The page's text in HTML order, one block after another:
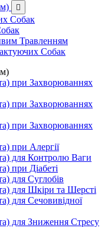

Собак
Травленням
Собак
при Захворюваннях
при Захворюваннях
при Захворюваннях
при Алергії
для Контролю Ваги
при Діабеті
для Суглобів
для Шкіри та Шерсті
для Сечовивідної
для Зниження Стресу